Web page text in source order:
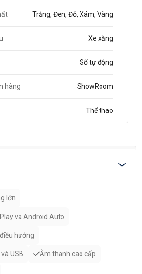
Trắng, Đen, Đỏ, Xám, Vàng
Xe xăng
Số tự động
hàng ShowRoom
Thể thao
lớn
và Android Auto
hướng
USB Âm thanh cao cấp